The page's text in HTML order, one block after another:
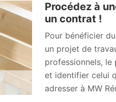
Procédez à
un contrat !
Pour bénéficier
un projet de
professionnels,
et identifier celui
adresser à MW